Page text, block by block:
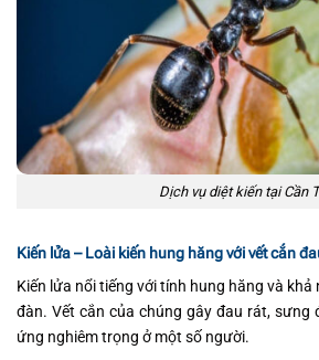
Dịch vụ diệt kiến tại Cần
Kiến lửa – Loài kiến hung hăng với vết cắn
Kiến lửa nổi tiếng với tính hung hăng và
đàn. Vết cắn của chúng gây đau rát, sưng
ứng nghiêm trọng ở một số người.